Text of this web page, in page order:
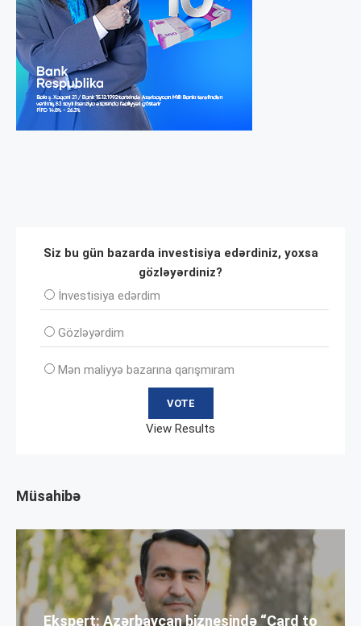
Siz bu gün bazarda investisiya edərdiniz, yoxsa
gözləyərdiniz?
İnvеstisiya edərdim
Gözləyərdim
Mən maliyyə bazarına qarışmıram
View Results
Müsahibə
Ekspert: Azərbaycan biznesində “Card to